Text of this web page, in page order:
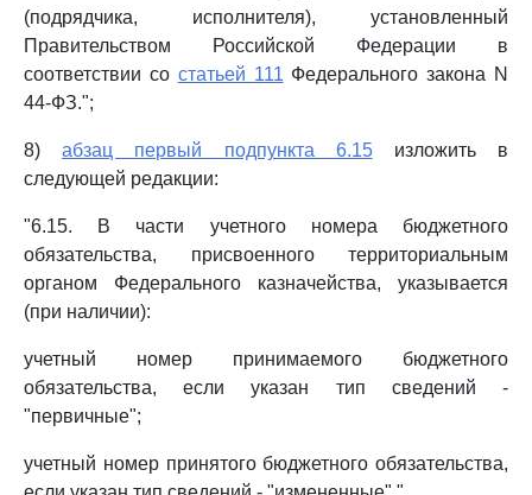
(подрядчика, исполнителя), установленный
Правительством Российской Федерации в
соответствии со статьей 111 Федерального закона N
44-ФЗ.";
8)абзац первый подпункта 6.15изложить в
следующей редакции:
"6.15. В части учетного номера бюджетного
обязательства, присвоенного территориальным
органом Федерального казначейства, указывается
(при наличии):
учетный номер принимаемого бюджетного
обязательства, если указан тип сведений -
"первичные";
учетный номер принятого бюджетного обязательства,